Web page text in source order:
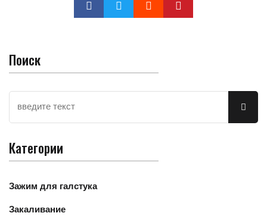
Поиск
Категории
Зажим для галстука
Закаливание